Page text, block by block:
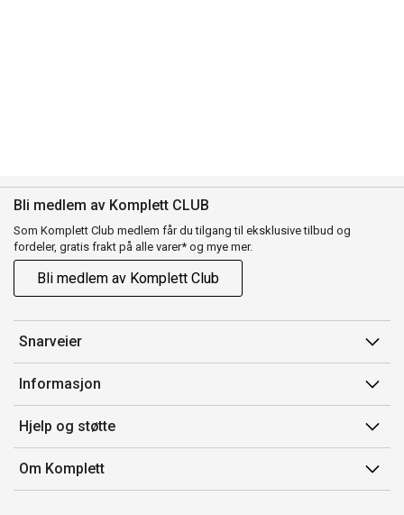
Bli medlem av Komplett CLUB
Som Komplett Club medlem får du tilgang til eksklusive tilbud og
fordeler, gratis frakt på alle varer* og mye mer.
Bli medlem av Komplett Club
Snarveier
Min side
Ordreoversikt
Flex
Komplett Club
Informasjon
Salgsbetingelser
Medlemsvilkår for Komplett Club
Merker/produsent
Hjelp og støtte
Kontakt oss
Kundeservice
Om Komplett